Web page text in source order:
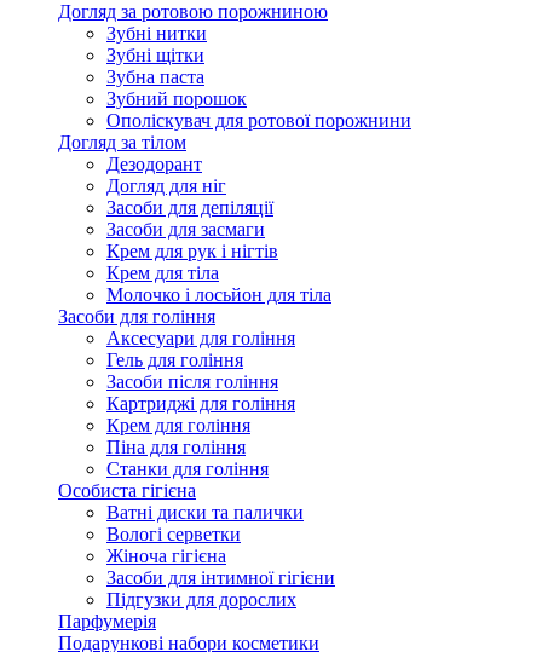
Догляд за ротовою порожниною
Зубні нитки
Зубні щітки
Зубна паста
Зубний порошок
Ополіскувач для ротової порожнини
Догляд за тілом
Дезодорант
Догляд для ніг
Засоби для депіляції
Засоби для засмаги
Крем для рук і нігтів
Крем для тіла
Молочко і лосьйон для тіла
Засоби для гоління
Аксесуари для гоління
Гель для гоління
Засоби після гоління
Картриджі для гоління
Крем для гоління
Піна для гоління
Станки для гоління
Особиста гігієна
Ватні диски та палички
Вологі серветки
Жіноча гігієна
Засоби для інтимної гігієни
Підгузки для дорослих
Парфумерія
Подарункові набори косметики